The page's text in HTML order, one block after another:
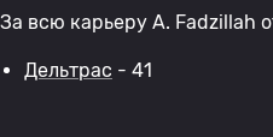
За всю карьеру A. Fadzillah
Дельтрас - 41